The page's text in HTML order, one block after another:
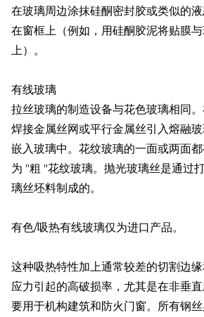
在玻璃周边涂抹硅酮密封胶或类似的
在窗框上（例如，用硅酮胶泥将贴膜
上）。
有线玻璃
拉丝玻璃的制造设备与花色玻璃相同
焊接金属丝网或平行金属丝引入熔融
嵌入玻璃中。花纹玻璃的一面或两面
为 "粗 "花纹玻璃。抛光玻璃丝是通过
璃丝坯料制成的。
有色/吸热有线玻璃仅为进口产品。
这种吸热特性加上通常较差的切割边
应力引起的高破损率，尤其是在非垂
要用于机构建筑和防火门窗。所有钢